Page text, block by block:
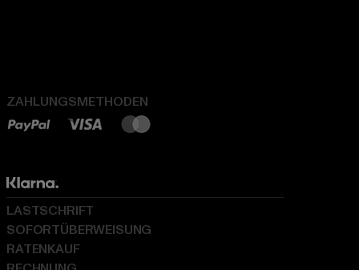
ZAHLUNGSMETHODEN
LASTSCHRIFT
SOFORTÜBERWEISUNG
RATENKAUF